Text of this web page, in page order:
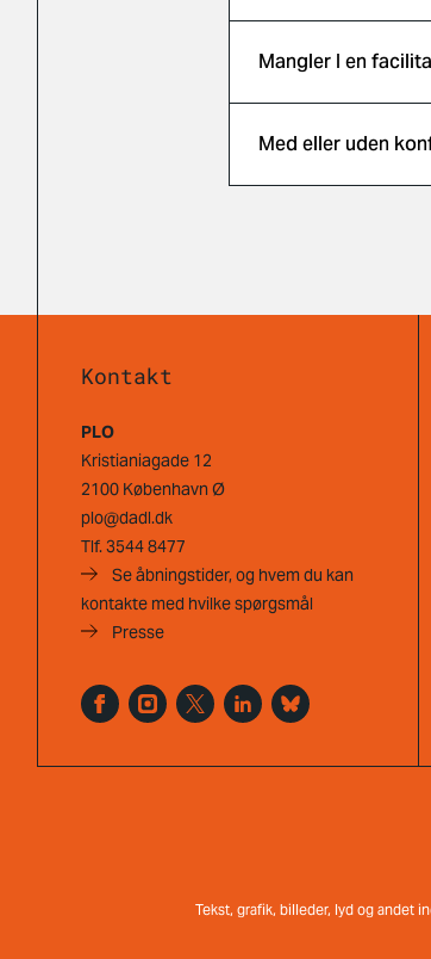
Mangler I en
Med eller uden
Kontakt
PLO
Kristianiagade 12
2100 København Ø
plo@dadl.dk
Tlf.3544 8477
Se åbningstider, og hvem du kan
kontakte med hvilke spørgsmål
Presse
Tekst, grafik, billeder, lyd og andet